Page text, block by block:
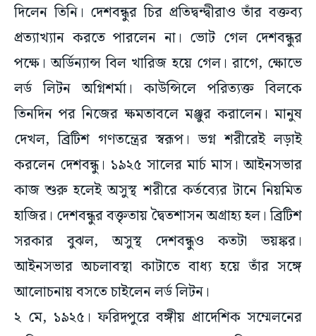
দিলেন তিনি। দেশবন্ধুর চির প্রতিদ্বন্দ্বীরাও তাঁর বক্তব্য
প্রত্যাখ্যান করতে পারলেন না। ভোট গেল দেশবন্ধুর
পক্ষে। অর্ডিন্যান্স বিল খারিজ হয়ে গেল। রাগে, ক্ষোভে
লর্ড লিটন অগ্নিশর্মা। কাউন্সিলে পরিত্যক্ত বিলকে
তিনদিন পর নিজের ক্ষমতাবলে মঞ্জুর করালেন। মানুষ
দেখল, ব্রিটিশ গণতন্ত্রের স্বরূপ। ভগ্ন শরীরেই লড়াই
করলেন দেশবন্ধু। ১৯২৫ সালের মার্চ মাস। আইনসভার
কাজ শুরু হলেই অসুস্থ শরীরে কর্তব্যের টানে নিয়মিত
হাজির। দেশবন্ধুর বক্তৃতায় দ্বৈতশাসন অগ্রাহ্য হল। ব্রিটিশ
সরকার বুঝল, অসুস্থ দেশবন্ধুও কতটা ভয়ঙ্কর।
আইনসভার অচলাবস্থা কাটাতে বাধ্য হয়ে তাঁর সঙ্গে
আলোচনায় বসতে চাইলেন লর্ড লিটন।
২ মে, ১৯২৫। ফরিদপুরে বঙ্গীয় প্রাদেশিক সম্মেলনের